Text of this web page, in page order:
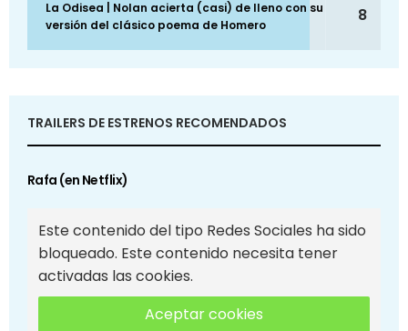
La Odisea | Nolan acierta (casi) de lleno con su
versión del clásico poema de Homero
8
TRAILERS DE ESTRENOS RECOMENDADOS
Rafa (en Netflix)
Este contenido del tipo Redes Sociales ha sido
bloqueado. Este contenido necesita tener
activadas las cookies.
Aceptar cookies